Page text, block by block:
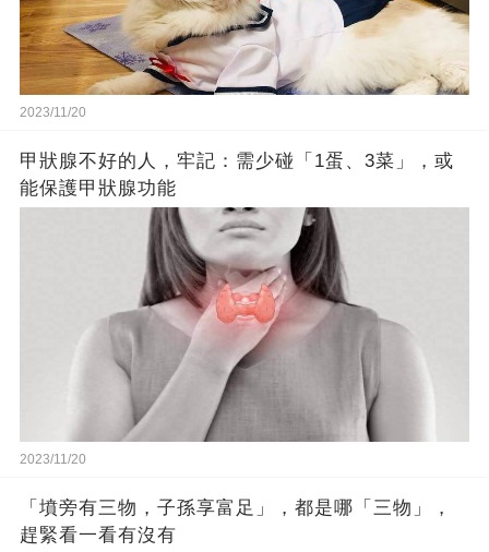
2023/11/20
甲狀腺不好的人，牢記：需少碰「1蛋、3菜」，或
能保護甲狀腺功能
2023/11/20
「墳旁有三物，子孫享富足」，都是哪「三物」，
趕緊看一看有沒有